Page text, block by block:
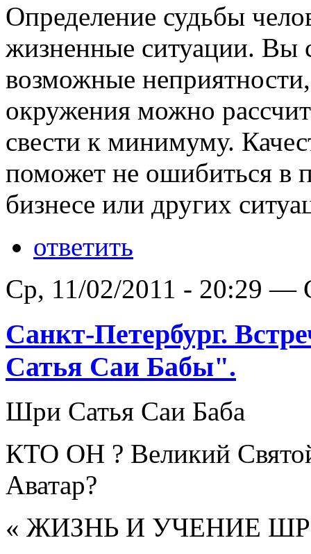
Определение судьбы
жизненные ситуации. Вы
возможные
окружения можно
свести к минимуму.
поможет не ошибиться в
бизнесе или других
ответить
Ср, 11/02/2011 - 20:29 —
Санкт-Петербург.
Сатья Саи Бабы".
Шри Сатья Саи Баба
КТО ОН ? Великий
Аватар?
« ЖИЗНЬ И УЧЕНИЕ